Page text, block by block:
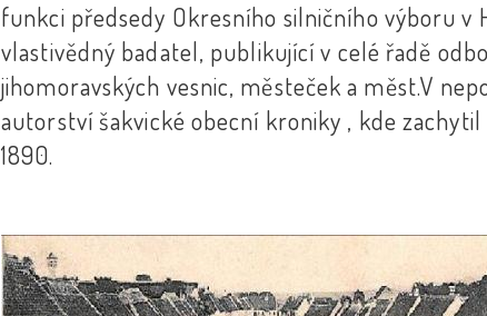
funkci předsedy Okresního silničního výboru v
vlastivědný badatel, publikující v celé řadě
jihomoravských vesnic, městeček a měst.V
autorství šakvické obecní kroniky , kde
1890.